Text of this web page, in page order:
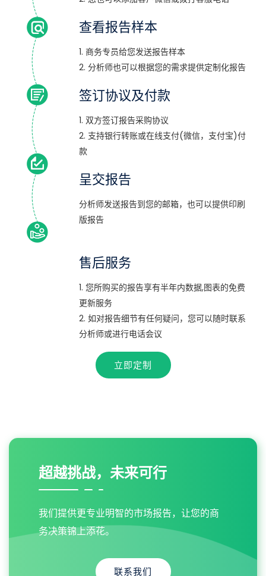
查看报告样本
1. 商务专员给您发送报告样本
2. 分析师也可以根据您的需求提供定制化报告
签订协议及付款
1. 双方签订报告采购协议
2. 支持银行转账或在线支付(微信，支付宝)付
款
呈交报告
分析师发送报告到您的邮箱，也可以提供印刷
版报告
售后服务
1. 您所购买的报告享有半年内数据,图表的免费
更新服务
2. 如对报告细节有任何疑问，您可以随时联系
分析师或进行电话会议
立即定制
超越挑战，未来可行
我们提供更专业明智的市场报告，让您的商
务决策锦上添花。
联系我们